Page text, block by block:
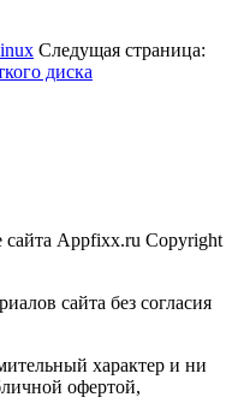
Следущая страница:
диска
Appfixx.ru Copyright
сайта без согласия
характер и ни
офертой,